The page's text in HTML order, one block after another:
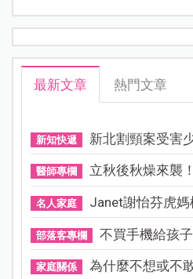
最新文章 熱門文章
新知快遞 新北割頸案受害
醫師專欄 立秋後秋燥來襲
名人家庭 Janet謝怡芬虎媽
部落客專欄 不買手機給孩
家庭關係 為什麼不想或不